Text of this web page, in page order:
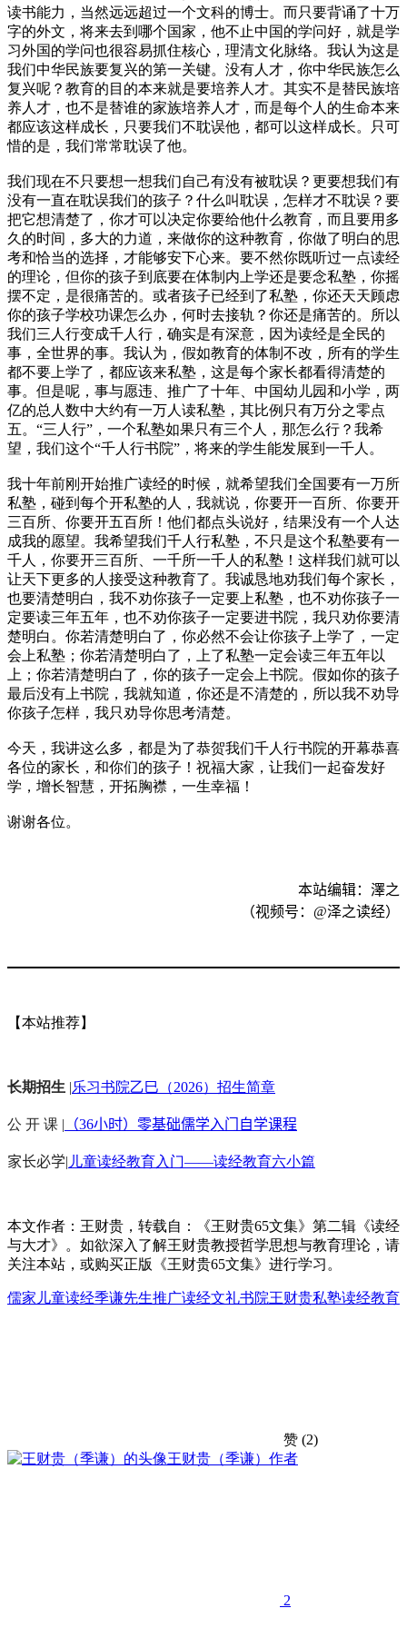
读书能力，当然远远超过一个文科的博士。而只要背诵了十万
字的外文，将来去到哪个国家，他不止中国的学问好，就是学
习外国的学问也很容易抓住核心，理清文化脉络。我认为这是
我们中华民族要复兴的第一关键。没有人才，你中华民族怎么
复兴呢？教育的目的本来就是要培养人才。其实不是替民族培
养人才，也不是替谁的家族培养人才，而是每个人的生命本来
都应该这样成长，只要我们不耽误他，都可以这样成长。只可
惜的是，我们常常耽误了他。
我们现在不只要想一想我们自己有没有被耽误？更要想我们有
没有一直在耽误我们的孩子？什么叫耽误，怎样才不耽误？要
把它想清楚了，你才可以决定你要给他什么教育，而且要用多
久的时间，多大的力道，来做你的这种教育，你做了明白的思
考和恰当的选择，才能够安下心来。要不然你既听过一点读经
的理论，但你的孩子到底要在体制内上学还是要念私塾，你摇
摆不定，是很痛苦的。或者孩子已经到了私塾，你还天天顾虑
你的孩子学校功课怎么办，何时去接轨？你还是痛苦的。所以
我们三人行变成千人行，确实是有深意，因为读经是全民的
事，全世界的事。我认为，假如教育的体制不改，所有的学生
都不要上学了，都应该来私塾，这是每个家长都看得清楚的
事。但是呢，事与愿违、推广了十年、中国幼儿园和小学，两
亿的总人数中大约有一万人读私塾，其比例只有万分之零点
五。“三人行”，一个私塾如果只有三个人，那怎么行？我希
望，我们这个“千人行书院”，将来的学生能发展到一千人。
我十年前刚开始推广读经的时候，就希望我们全国要有一万所
私塾，碰到每个开私塾的人，我就说，你要开一百所、你要开
三百所、你要开五百所！他们都点头说好，结果没有一个人达
成我的愿望。我希望我们千人行私塾，不只是这个私塾要有一
千人，你要开三百所、一千所一千人的私塾！这样我们就可以
让天下更多的人接受这种教育了。我诚恳地劝我们每个家长，
也要清楚明白，我不劝你孩子一定要上私塾，也不劝你孩子一
定要读三年五年，也不劝你孩子一定要进书院，我只劝你要清
楚明白。你若清楚明白了，你必然不会让你孩子上学了，一定
会上私塾；你若清楚明白了，上了私塾一定会读三年五年以
上；你若清楚明白了，你的孩子一定会上书院。假如你的孩子
最后没有上书院，我就知道，你还是不清楚的，所以我不劝导
你孩子怎样，我只劝导你思考清楚。
今天，我讲这么多，都是为了恭贺我们千人行书院的开幕恭喜
各位的家长，和你们的孩子！祝福大家，让我们一起奋发好
学，增长智慧，开拓胸襟，一生幸福！
谢谢各位。
本站编辑：澤之
（视频号： @泽之读经）
【本站推荐】
长期招生 |乐习书院乙巳（2026）招生简章
公 开 课 | （36小时）零基础儒学入门自学课程
家长必学| 儿童读经教育入门——读经教育六小篇
本文作者：王财贵，转载自：《王财贵65文集》第二辑《读经
与大才》。如欲深入了解王财贵教授哲学思想与教育理论，请
关注本站，或购买正版《王财贵65文集》进行学习。
儒家 儿童读经季谦先生推广读经文礼书院王财贵私塾读经教育
赞 (2)
王财贵（季谦） 作者
2